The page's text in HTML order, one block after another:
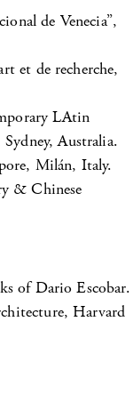
de Venecia”,
et de recherche,
LAtin
Australia.
Milán, Italy.
& Chinese
of Dario Escobar.
Harvard